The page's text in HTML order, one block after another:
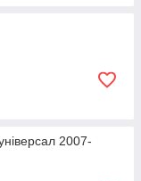
2007-